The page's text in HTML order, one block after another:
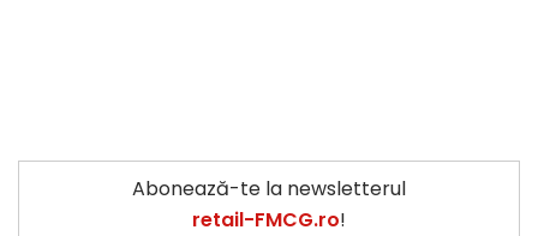
Abonează-te la newsletterul
retail-FMCG.ro!